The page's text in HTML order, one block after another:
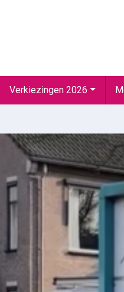
Verkiezingen 2026